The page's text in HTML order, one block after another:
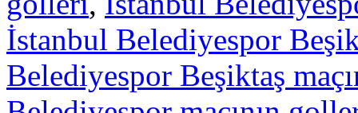
İstanbul Belediyespor
Belediyespor Beşiktaş